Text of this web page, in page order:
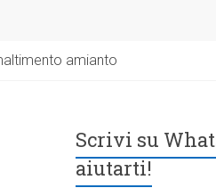
amianto
Scrivi su
aiutarti!